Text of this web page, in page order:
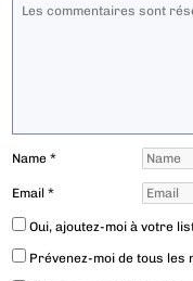
Name*
Email*
Oui, ajoutez-moi à votre
Prévenez-moi de tous les